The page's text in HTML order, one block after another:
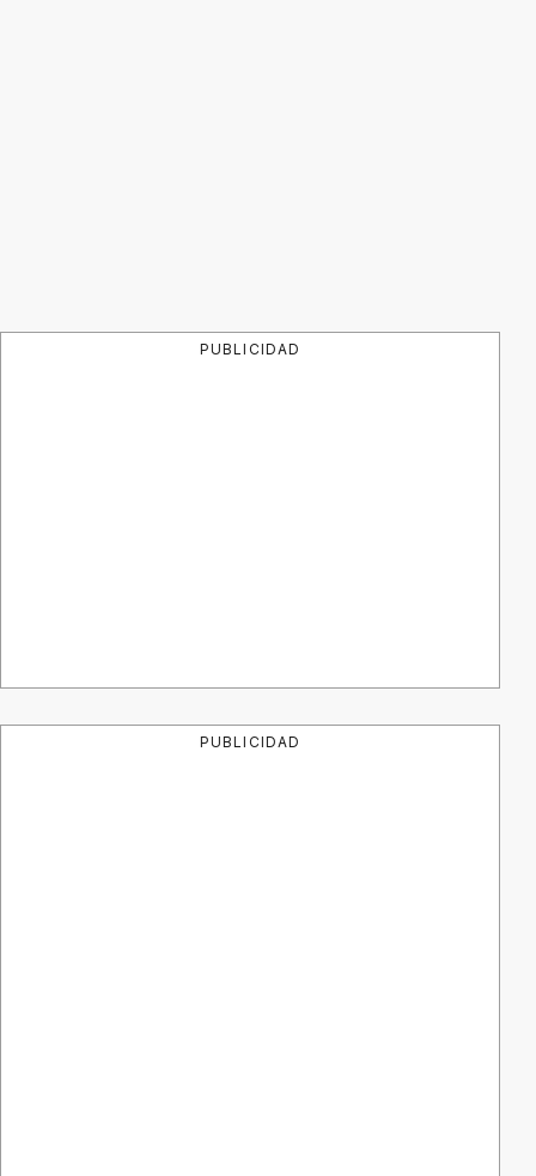
PUBLICIDAD
PUBLICIDAD